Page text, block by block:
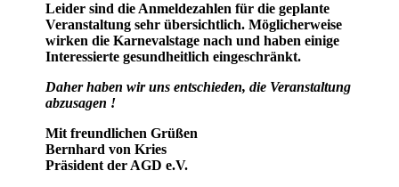
Leider sind die Anmeldezahlen für die geplante
Veranstaltung sehr übersichtlich. Möglicherweise
wirken die Karnevalstage nach und haben einige
Interessierte gesundheitlich eingeschränkt.
Daher haben wir uns entschieden, die Veranstaltung
abzusagen !
Mit freundlichen Grüßen
Bernhard von Kries
Präsident der AGD e.V.